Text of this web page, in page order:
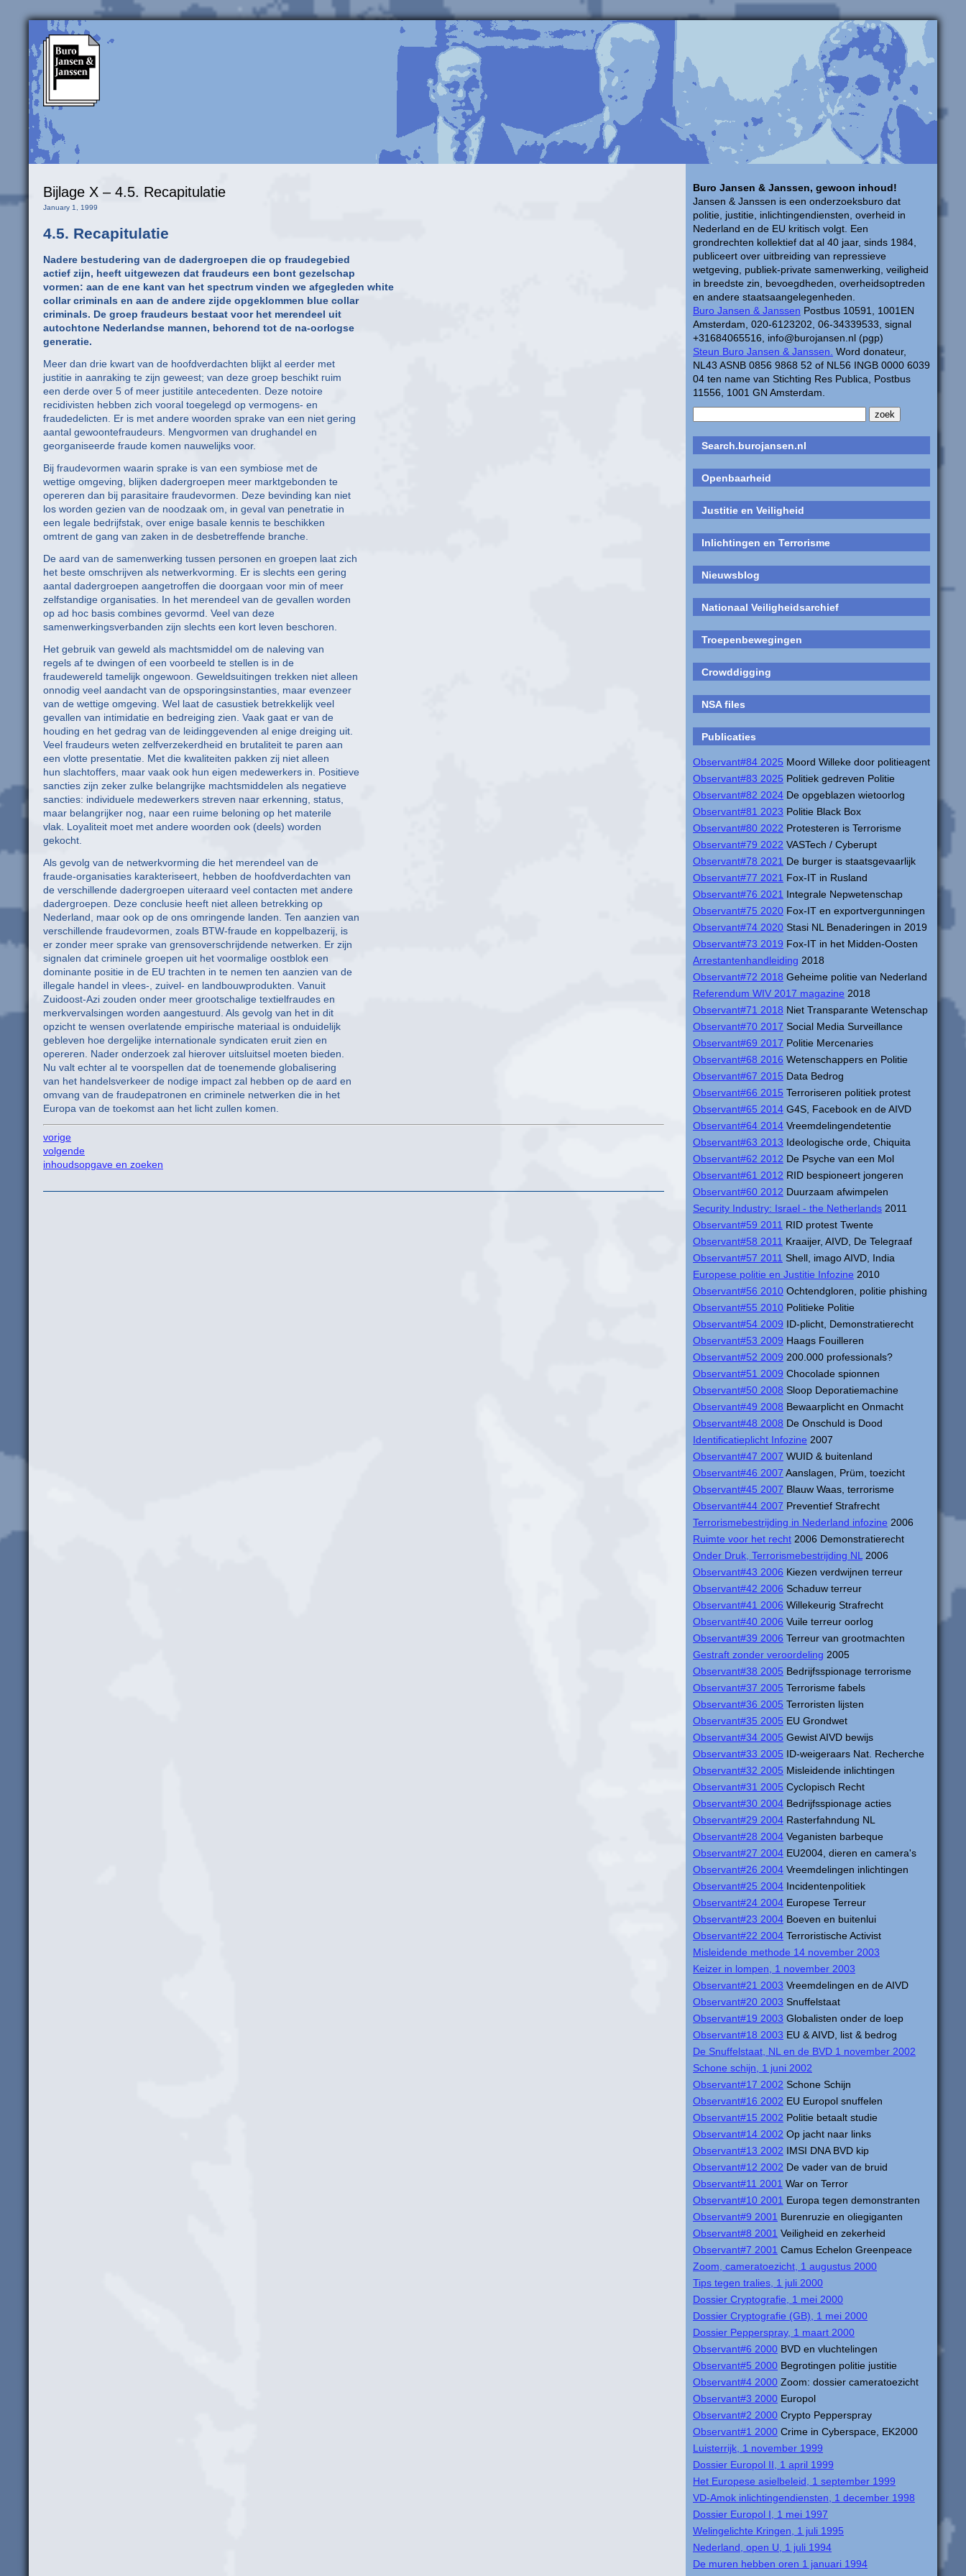
Buro Jansen & Janssen, gewoon inhoud!
Jansen & Janssen is een onderzoeksburo dat
politie, justitie, inlichtingendiensten, overheid in
Nederland en de EU kritisch volgt. Een
grondrechten kollektief dat al 40 jaar, sinds 1984,
publiceert over uitbreiding van repressieve
wetgeving, publiek-private samenwerking, veiligheid
in breedste zin, bevoegdheden, overheidsoptreden
en andere staatsaangelegenheden.
Buro Jansen & Janssen Postbus 10591, 1001EN
Amsterdam, 020-6123202, 06-34339533, signal
+31684065516, info@burojansen.nl (pgp)
Steun Buro Jansen & Janssen. Word donateur,
NL43 ASNB 0856 9868 52 of NL56 INGB 0000 6039
04 ten name van Stichting Res Publica, Postbus
11556, 1001 GN Amsterdam.
Search.burojansen.nl
Openbaarheid
Justitie en Veiligheid
Inlichtingen en Terrorisme
Nieuwsblog
Nationaal Veiligheidsarchief
Troepenbewegingen
Crowddigging
NSA files
Publicaties
Observant#84 2025 Moord Willeke door politieagent
Observant#83 2025 Politiek gedreven Politie
Observant#82 2024 De opgeblazen wietoorlog
Observant#81 2023 Politie Black Box
Observant#80 2022 Protesteren is Terrorisme
Observant#79 2022 VASTech / Cyberupt
Observant#78 2021 De burger is staatsgevaarlijk
Observant#77 2021 Fox-IT in Rusland
Observant#76 2021 Integrale Nepwetenschap
Observant#75 2020 Fox-IT en exportvergunningen
Observant#74 2020 Stasi NL Benaderingen in 2019
Observant#73 2019 Fox-IT in het Midden-Oosten
Arrestantenhandleiding 2018
Observant#72 2018 Geheime politie van Nederland
Referendum WIV 2017 magazine 2018
Observant#71 2018 Niet Transparante Wetenschap
Observant#70 2017 Social Media Surveillance
Observant#69 2017 Politie Mercenaries
Observant#68 2016 Wetenschappers en Politie
Observant#67 2015 Data Bedrog
Observant#66 2015 Terroriseren politiek protest
Observant#65 2014 G4S, Facebook en de AIVD
Observant#64 2014 Vreemdelingendetentie
Observant#63 2013 Ideologische orde, Chiquita
Observant#62 2012 De Psyche van een Mol
Observant#61 2012 RID bespioneert jongeren
Observant#60 2012 Duurzaam afwimpelen
Security Industry: Israel - the Netherlands 2011
Observant#59 2011 RID protest Twente
Observant#58 2011 Kraaijer, AIVD, De Telegraaf
Observant#57 2011 Shell, imago AIVD, India
Europese politie en Justitie Infozine 2010
Observant#56 2010 Ochtendgloren, politie phishing
Observant#55 2010 Politieke Politie
Observant#54 2009 ID-plicht, Demonstratierecht
Observant#53 2009 Haags Fouilleren
Observant#52 2009 200.000 professionals?
Observant#51 2009 Chocolade spionnen
Observant#50 2008 Sloop Deporatiemachine
Observant#49 2008 Bewaarplicht en Onmacht
Observant#48 2008 De Onschuld is Dood
Identificatieplicht Infozine 2007
Observant#47 2007 WUID & buitenland
Observant#46 2007 Aanslagen, Prüm, toezicht
Observant#45 2007 Blauw Waas, terrorisme
Observant#44 2007 Preventief Strafrecht
Terrorismebestrijding in Nederland infozine 2006
Ruimte voor het recht 2006 Demonstratierecht
Onder Druk, Terrorismebestrijding NL 2006
Observant#43 2006 Kiezen verdwijnen terreur
Observant#42 2006 Schaduw terreur
Observant#41 2006 Willekeurig Strafrecht
Observant#40 2006 Vuile terreur oorlog
Observant#39 2006 Terreur van grootmachten
Gestraft zonder veroordeling 2005
Observant#38 2005 Bedrijfsspionage terrorisme
Observant#37 2005 Terrorisme fabels
Observant#36 2005 Terroristen lijsten
Observant#35 2005 EU Grondwet
Observant#34 2005 Gewist AIVD bewijs
Observant#33 2005 ID-weigeraars Nat. Recherche
Observant#32 2005 Misleidende inlichtingen
Observant#31 2005 Cyclopisch Recht
Observant#30 2004 Bedrijfsspionage acties
Observant#29 2004 Rasterfahndung NL
Observant#28 2004 Veganisten barbeque
Observant#27 2004 EU2004, dieren en camera's
Observant#26 2004 Vreemdelingen inlichtingen
Observant#25 2004 Incidentenpolitiek
Observant#24 2004 Europese Terreur
Observant#23 2004 Boeven en buitenlui
Observant#22 2004 Terroristische Activist
Misleidende methode 14 november 2003
Keizer in lompen, 1 november 2003
Observant#21 2003 Vreemdelingen en de AIVD
Observant#20 2003 Snuffelstaat
Observant#19 2003 Globalisten onder de loep
Observant#18 2003 EU & AIVD, list & bedrog
De Snuffelstaat, NL en de BVD 1 november 2002
Schone schijn, 1 juni 2002
Observant#17 2002 Schone Schijn
Observant#16 2002 EU Europol snuffelen
Observant#15 2002 Politie betaalt studie
Observant#14 2002 Op jacht naar links
Observant#13 2002 IMSI DNA BVD kip
Observant#12 2002 De vader van de bruid
Observant#11 2001 War on Terror
Observant#10 2001 Europa tegen demonstranten
Observant#9 2001 Burenruzie en oliegiganten
Observant#8 2001 Veiligheid en zekerheid
Observant#7 2001 Camus Echelon Greenpeace
Zoom, cameratoezicht, 1 augustus 2000
Tips tegen tralies, 1 juli 2000
Dossier Cryptografie, 1 mei 2000
Dossier Cryptografie (GB), 1 mei 2000
Dossier Pepperspray, 1 maart 2000
Observant#6 2000 BVD en vluchtelingen
Observant#5 2000 Begrotingen politie justitie
Observant#4 2000 Zoom: dossier cameratoezicht
Observant#3 2000 Europol
Observant#2 2000 Crypto Pepperspray
Observant#1 2000 Crime in Cyberspace, EK2000
Luisterrijk, 1 november 1999
Dossier Europol II, 1 april 1999
Het Europese asielbeleid, 1 september 1999
VD-Amok inlichtingendiensten, 1 december 1998
Dossier Europol I, 1 mei 1997
Welingelichte Kringen, 1 juli 1995
Nederland, open U, 1 juli 1994
De muren hebben oren 1 januari 1994
Bijlage X – 4.5. Recapitulatie
January 1, 1999
4.5. Recapitulatie
Nadere bestudering van de dadergroepen die op fraudegebied
actief zijn, heeft uitgewezen dat fraudeurs een bont gezelschap
vormen: aan de ene kant van het spectrum vinden we afgegleden white
collar criminals en aan de andere zijde opgeklommen blue collar
criminals. De groep fraudeurs bestaat voor het merendeel uit
autochtone Nederlandse mannen, behorend tot de na-oorlogse
generatie.
Meer dan drie kwart van de hoofdverdachten blijkt al eerder met
justitie in aanraking te zijn geweest; van deze groep beschikt ruim
een derde over 5 of meer justitile antecedenten. Deze notoire
recidivisten hebben zich vooral toegelegd op vermogens- en
fraudedelicten. Er is met andere woorden sprake van een niet gering
aantal gewoontefraudeurs. Mengvormen van drughandel en
georganiseerde fraude komen nauwelijks voor.
Bij fraudevormen waarin sprake is van een symbiose met de
wettige omgeving, blijken dadergroepen meer marktgebonden te
opereren dan bij parasitaire fraudevormen. Deze bevinding kan niet
los worden gezien van de noodzaak om, in geval van penetratie in
een legale bedrijfstak, over enige basale kennis te beschikken
omtrent de gang van zaken in de desbetreffende branche.
De aard van de samenwerking tussen personen en groepen laat zich
het beste omschrijven als netwerkvorming. Er is slechts een gering
aantal dadergroepen aangetroffen die doorgaan voor min of meer
zelfstandige organisaties. In het merendeel van de gevallen worden
op ad hoc basis combines gevormd. Veel van deze
samenwerkingsverbanden zijn slechts een kort leven beschoren.
Het gebruik van geweld als machtsmiddel om de naleving van
regels af te dwingen of een voorbeeld te stellen is in de
fraudewereld tamelijk ongewoon. Geweldsuitingen trekken niet alleen
onnodig veel aandacht van de opsporingsinstanties, maar evenzeer
van de wettige omgeving. Wel laat de casustiek betrekkelijk veel
gevallen van intimidatie en bedreiging zien. Vaak gaat er van de
houding en het gedrag van de leidinggevenden al enige dreiging uit.
Veel fraudeurs weten zelfverzekerdheid en brutaliteit te paren aan
een vlotte presentatie. Met die kwaliteiten pakken zij niet alleen
hun slachtoffers, maar vaak ook hun eigen medewerkers in. Positieve
sancties zijn zeker zulke belangrijke machtsmiddelen als negatieve
sancties: individuele medewerkers streven naar erkenning, status,
maar belangrijker nog, naar een ruime beloning op het materile
vlak. Loyaliteit moet met andere woorden ook (deels) worden
gekocht.
Als gevolg van de netwerkvorming die het merendeel van de
fraude-organisaties karakteriseert, hebben de hoofdverdachten van
de verschillende dadergroepen uiteraard veel contacten met andere
dadergroepen. Deze conclusie heeft niet alleen betrekking op
Nederland, maar ook op de ons omringende landen. Ten aanzien van
verschillende fraudevormen, zoals BTW-fraude en koppelbazerij, is
er zonder meer sprake van grensoverschrijdende netwerken. Er zijn
signalen dat criminele groepen uit het voormalige oostblok een
dominante positie in de EU trachten in te nemen ten aanzien van de
illegale handel in vlees-, zuivel- en landbouwprodukten. Vanuit
Zuidoost-Azi zouden onder meer grootschalige textielfraudes en
merkvervalsingen worden aangestuurd. Als gevolg van het in dit
opzicht te wensen overlatende empirische materiaal is onduidelijk
gebleven hoe dergelijke internationale syndicaten eruit zien en
opereren. Nader onderzoek zal hierover uitsluitsel moeten bieden.
Nu valt echter al te voorspellen dat de toenemende globalisering
van het handelsverkeer de nodige impact zal hebben op de aard en
omvang van de fraudepatronen en criminele netwerken die in het
Europa van de toekomst aan het licht zullen komen.
vorige
volgende
inhoudsopgave en zoeken